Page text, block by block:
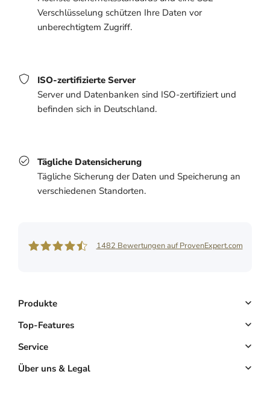
Verschlüsselung schützen Ihre Daten vor
unberechtigtem Zugriff.
ISO-zertifizierte Server
Server und Datenbanken sind ISO-zertifiziert und
befinden sich in Deutschland.
Tägliche Datensicherung
Tägliche Sicherung der Daten und Speicherung an
verschiedenen Standorten.
1482 Bewertungen auf ProvenExpert.com
Produkte
Buchungssystem
Kassensystem
Komplettlösung
Top-Features
Online-Terminbuchung
Kundenmanagement
Service
Key Account
Über uns & Legal